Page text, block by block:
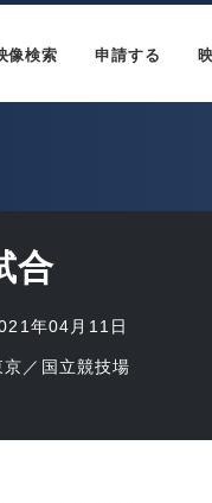
像検索 申請する
合
年04月11日
京／国立競技場